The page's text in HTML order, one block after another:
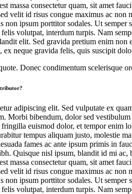
massa consectetur quam, sit amet
velit id risus congue maximus ac
non ipsum porttitor sodales. Ut
felis volutpat, interdum turpis. Nam
elit. Sed gravida pretium enim
neque gravida felis, quis suscipit
Donec condimentum scelerisque
adipiscing elit. Sed vulputate ex
Morbi bibendum, dolor sed
euismod dolor, et tempor enim
tempus aliquam justo, molestie
fames ac ante ipsum primis in
Quisque nisl ipsum, blandit id mi
massa consectetur quam, sit amet
velit id risus congue maximus ac
non ipsum porttitor sodales. Ut
felis volutpat, interdum turpis. Nam